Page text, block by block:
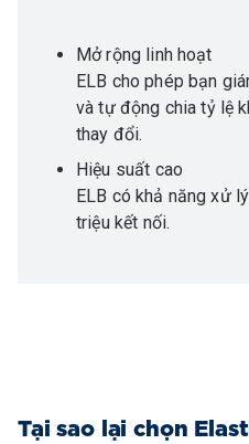
Mở rộng linh hoạt
ELB cho phép bạn
và tự động chia tỷ lệ
thay đổi.
Hiệu suất cao
ELB có khả năng xử
triệu kết nối.
Tại sao lại chọn